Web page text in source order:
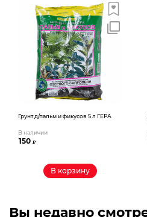
Грунт д/пальм и фикусов 5 л ГЕРА
В наличии
150₽
В корзину
Вы недавно